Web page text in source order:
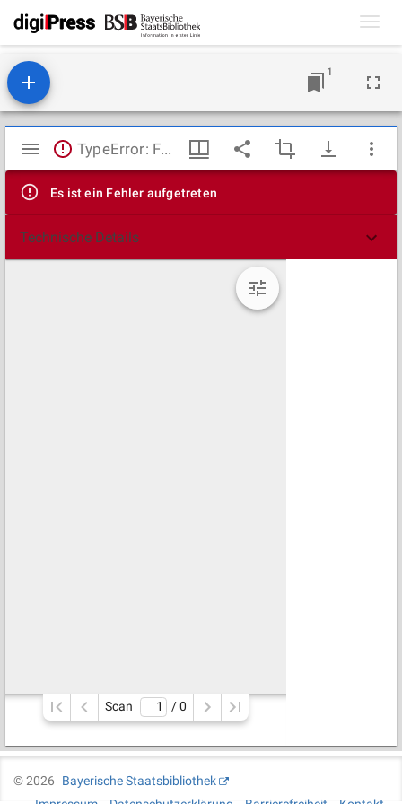
1
Mirador
Viewer
TypeError: Failed to fetch
Es ist ein Fehler aufgetreten
Technische Details
Scan / 0
©2026
Bayerische Staatsbibliothek